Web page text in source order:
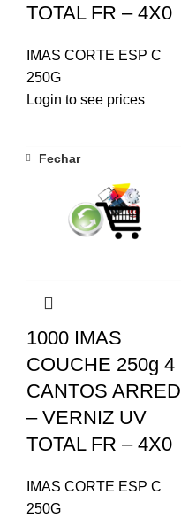
TOTAL FR – 4X0
IMAS CORTE ESP C
250G
Login to see prices
Fechar
1000 IMAS
COUCHE 250g 4
CANTOS ARRED
– VERNIZ UV
TOTAL FR – 4X0
IMAS CORTE ESP C
250G